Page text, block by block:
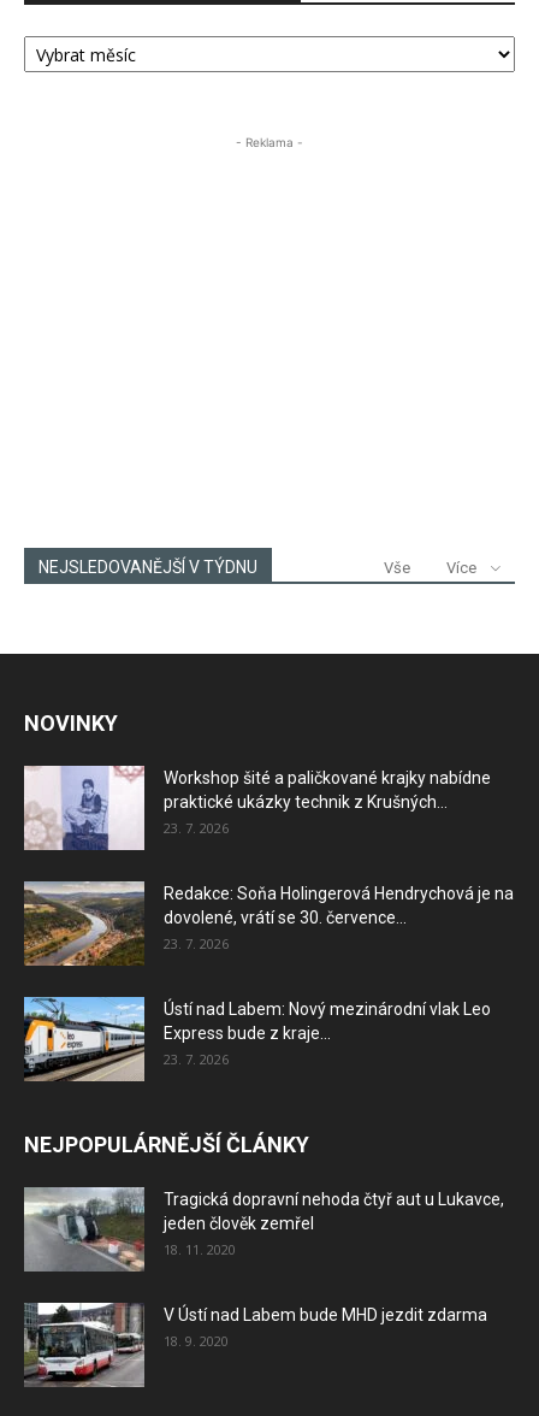
ARCHIV
PŘÍSPĚVKŮ
- Reklama -
NEJSLEDOVANĚJŠÍ V TÝDNU Vše Více
NOVINKY
Workshop šité a paličkované krajky nabídne
praktické ukázky technik z Krušných...
23. 7. 2026
Redakce: Soňa Holingerová Hendrychová je na
dovolené, vrátí se 30. července...
23. 7. 2026
Ústí nad Labem: Nový mezinárodní vlak Leo
Express bude z kraje...
23. 7. 2026
NEJPOPULÁRNĚJŠÍ ČLÁNKY
Tragická dopravní nehoda čtyř aut u Lukavce,
jeden člověk zemřel
18. 11. 2020
V Ústí nad Labem bude MHD jezdit zdarma
18. 9. 2020